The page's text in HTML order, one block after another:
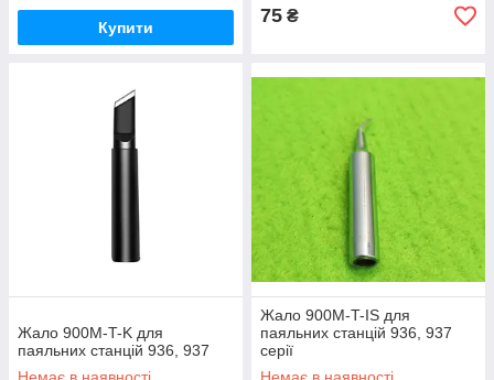
Купити
75 ₴
Жало 900M-T-K для
паяльних станцій 936, 937
Жало 900M-T-IS для
паяльних станцій 936, 937
серії